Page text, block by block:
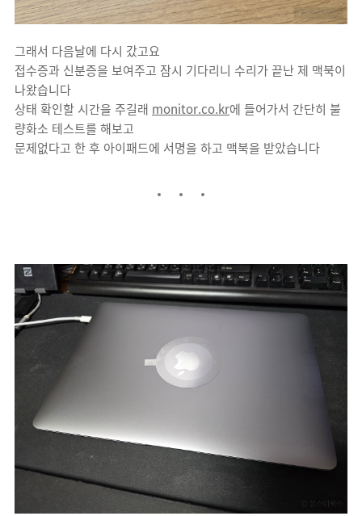
그래서 다음날에 다시 갔고요
접수증과 신분증을 보여주고 잠시 기다리니 수리가 끝난 제 맥북이
나왔습니다
상태 확인할 시간을 주길래 monitor.co.kr에 들어가서 간단히 불
량화소 테스트를 해보고
문제없다고 한 후 아이패드에 서명을 하고 맥북을 받았습니다